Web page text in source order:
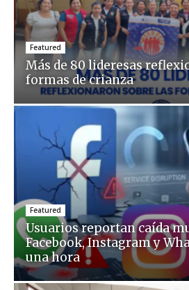
Featured
Más de 80 lideresas
formas de crianza
Featured
Usuarios reportan caída
Facebook, Instagram y
una hora